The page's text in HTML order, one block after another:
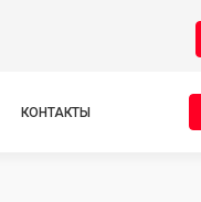
КОНТАКТЫ